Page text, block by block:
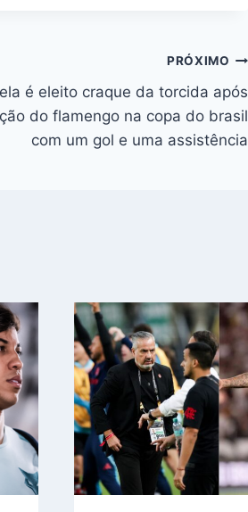
PRÓXIMO
é eleito craque da torcida após
do flamengo na copa do brasil
com um gol e uma assistência